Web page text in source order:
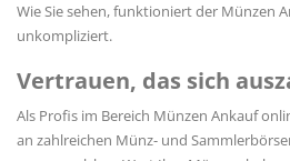
Wie Sie sehen, funktioniert der Münzen
unkompliziert.
Vertrauen, das sich
Als Profis im Bereich Münzen Ankauf
an zahlreichen Münz- und